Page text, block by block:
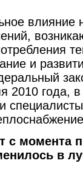
влияние
и
года, в
с момента
в